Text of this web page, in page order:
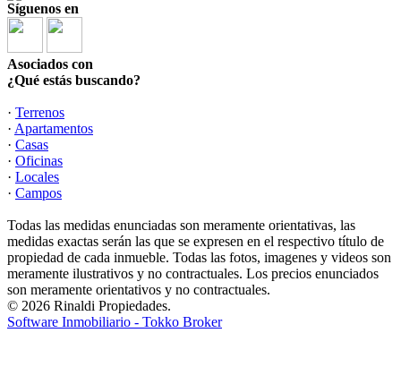
Síguenos en
Asociados con
¿Qué estás buscando?
· Terrenos
· Apartamentos
· Casas
· Oficinas
· Locales
· Campos
Todas las medidas enunciadas son meramente orientativas, las
medidas exactas serán las que se expresen en el respectivo título de
propiedad de cada inmueble. Todas las fotos, imagenes y videos son
meramente ilustrativos y no contractuales. Los precios enunciados
son meramente orientativos y no contractuales.
© 2026 Rinaldi Propiedades.
Software Inmobiliario - Tokko Broker